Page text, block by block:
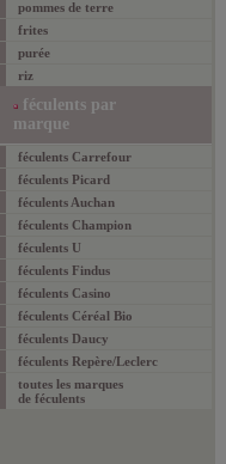
pommes de terre
frites
purée
riz
féculents par
marque
féculents Carrefour
féculents Picard
féculents Auchan
féculents Champion
féculents U
féculents Findus
féculents Casino
féculents Céréal Bio
féculents Daucy
féculents Repère/Leclerc
toutes les marques
de féculents